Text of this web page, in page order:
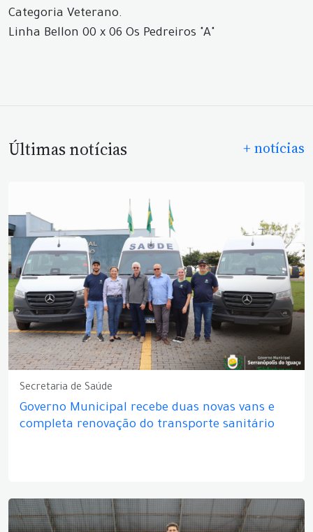
Categoria Veterano.
Linha Bellon 00 x 06 Os Pedreiros "A"
Últimas notícias + notícias
Secretaria de Saúde
Governo Municipal recebe duas novas vans e
completa renovação do transporte sanitário